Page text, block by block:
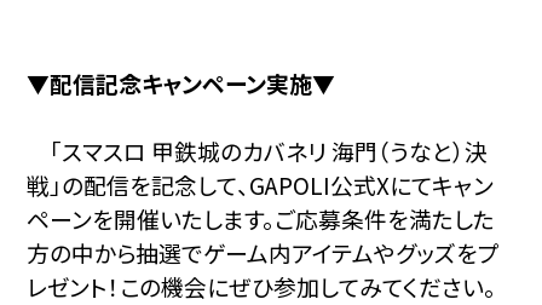
▼配信記念キャンペーン実施▼
「スマスロ 甲鉄城のカバネリ 海門（うなと）決
戦」の配信を記念して、GAPOLI公式Xにてキャン
ペーンを開催いたします。ご応募条件を満たした
方の中から抽選でゲーム内アイテムやグッズをプ
レゼント！この機会にぜひ参加してみてください。